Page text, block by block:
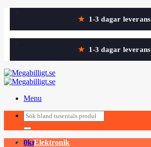
content
★ 1-3 dagar leverans
★ 1-3 dagar leverans
Menu
Sök
efter:
0kr
Sök
efter:
Elektronik